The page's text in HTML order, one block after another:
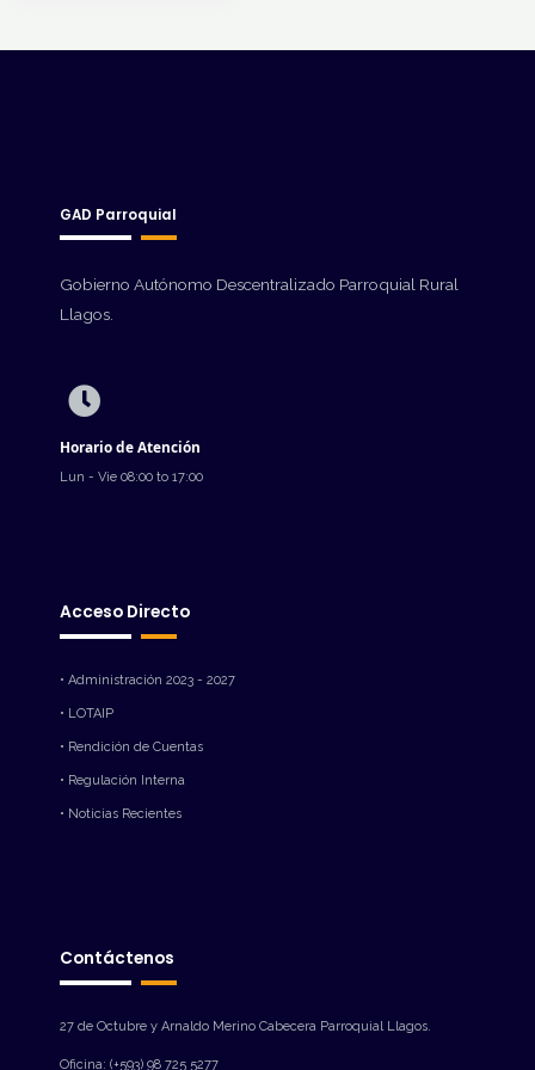
GAD Parroquial
Gobierno Autónomo Descentralizado Parroquial Rural
Llagos.
Horario de Atención
Lun - Vie 08:00 to 17:00
Acceso Directo
• Administración 2023 - 2027
• LOTAIP
• Rendición de Cuentas
• Regulación Interna
• Noticias Recientes
Contáctenos
27 de Octubre y Arnaldo Merino Cabecera Parroquial Llagos.
Oficina: (+593) 98 725 5277